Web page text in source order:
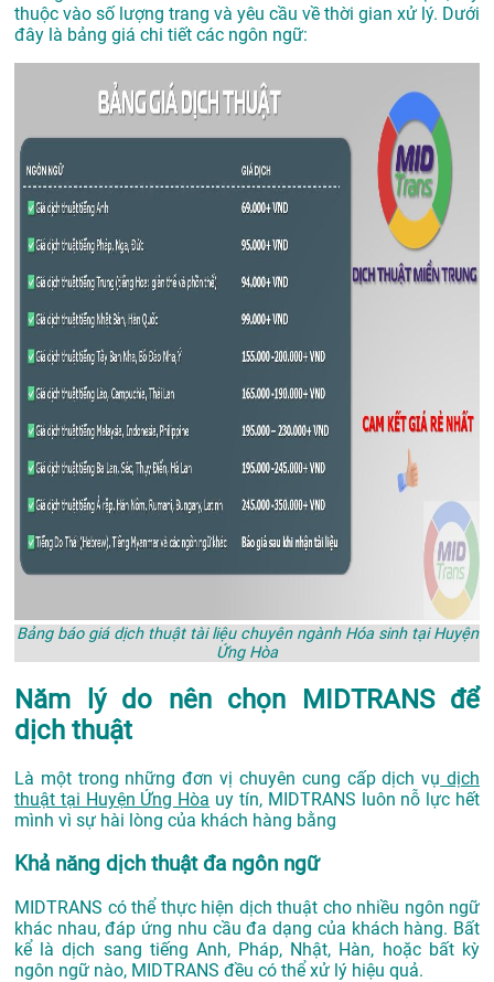
thuộc vào số lượng trang và yêu cầu về thời gian xử lý. Dưới
đây là bảng giá chi tiết các ngôn ngữ:
Bảng báo giá dịch thuật tài liệu chuyên ngành Hóa sinh tại Huyện
Ứng Hòa
Năm lý do nên chọn MIDTRANS để
dịch thuật
Là một trong những đơn vị chuyên cung cấp dịch vụ dịch
thuật tại Huyện Ứng Hòa uy tín, MIDTRANS luôn nỗ lực hết
mình vì sự hài lòng của khách hàng bằng
Khả năng dịch thuật đa ngôn ngữ
MIDTRANS có thể thực hiện dịch thuật cho nhiều ngôn ngữ
khác nhau, đáp ứng nhu cầu đa dạng của khách hàng. Bất
kể là dịch sang tiếng Anh, Pháp, Nhật, Hàn, hoặc bất kỳ
ngôn ngữ nào, MIDTRANS đều có thể xử lý hiệu quả.